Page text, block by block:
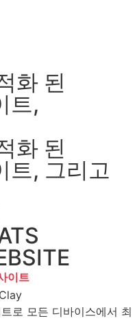
화 된
트,
화 된
트, 그리고
이트
로 모든 디바이스에서 최